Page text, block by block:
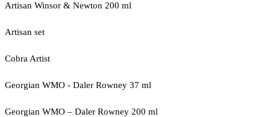
Artisan Winsor & Newton 200 ml
Artisan set
Cobra Artist
Georgian WMO - Daler Rowney 37 ml
Georgian WMO – Daler Rowney 200 ml